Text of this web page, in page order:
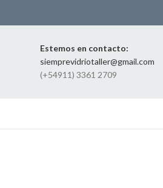
Estemos en contacto:
siemprevidriotaller@gmail.com
(+54911) 3361 2709